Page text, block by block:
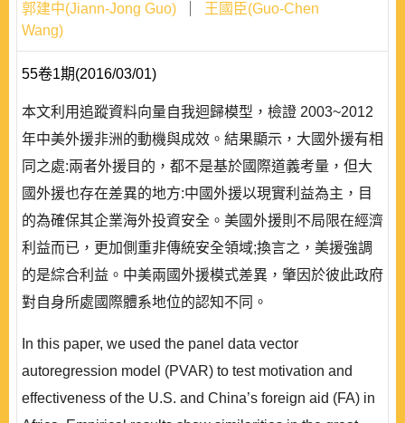
郭建中(Jiann-Jong Guo)
王國臣(Guo-Chen
Wang)
55卷1期(2016/03/01)
本文利用追蹤資料向量自我迴歸模型，檢證 2003~2012
年中美外援非洲的動機與成效。結果顯示，大國外援有相
同之處:兩者外援目的，都不是基於國際道義考量，但大
國外援也存在差異的地方:中國外援以現實利益為主，目
的為確保其企業海外投資安全。美國外援則不局限在經濟
利益而已，更加側重非傳統安全領域;換言之，美援強調
的是綜合利益。中美兩國外援模式差異，肇因於彼此政府
對自身所處國際體系地位的認知不同。
In this paper, we used the panel data vector
autoregression model (PVAR) to test motivation and
effectiveness of the U.S. and China’s foreign aid (FA) in